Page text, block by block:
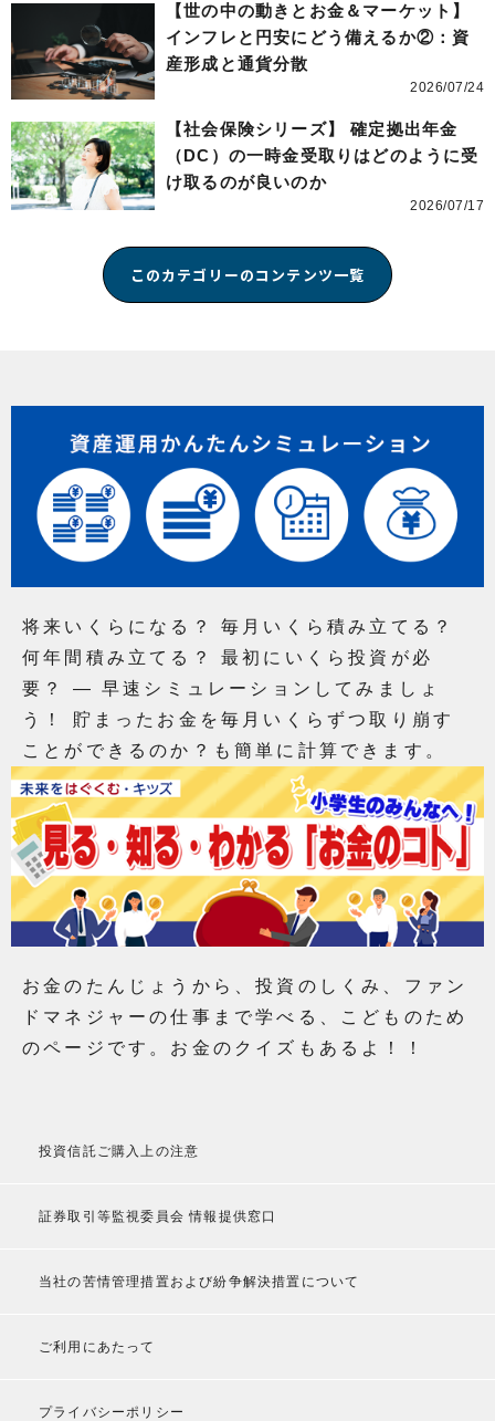
【世の中の動きとお金＆マーケット】
インフレと円安にどう備えるか②：資
産形成と通貨分散
2026/07/24
【社会保険シリーズ】 確定拠出年金
（DC）の一時金受取りはどのように受
け取るのが良いのか
2026/07/17
このカテゴリーのコンテンツ一覧
将来いくらになる？ 毎月いくら積み立てる？
何年間積み立てる？ 最初にいくら投資が必
要？ ― 早速シミュレーションしてみましょ
う！ 貯まったお金を毎月いくらずつ取り崩す
ことができるのか？も簡単に計算できます。
お金のたんじょうから、投資のしくみ、ファン
ドマネジャーの仕事まで学べる、こどものため
のページです。お金のクイズもあるよ！！
投資信託ご購入上の注意
証券取引等監視委員会 情報提供窓口
当社の苦情管理措置および紛争解決措置について
ご利用にあたって
プライバシーポリシー